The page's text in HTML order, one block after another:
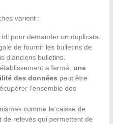
varient :
pour demander un duplicata.
de fournir les bulletins de
d’anciens bulletins.
a fermé, une
des données peut être
l’ensemble des
comme la caisse de
de relevés qui permettent de